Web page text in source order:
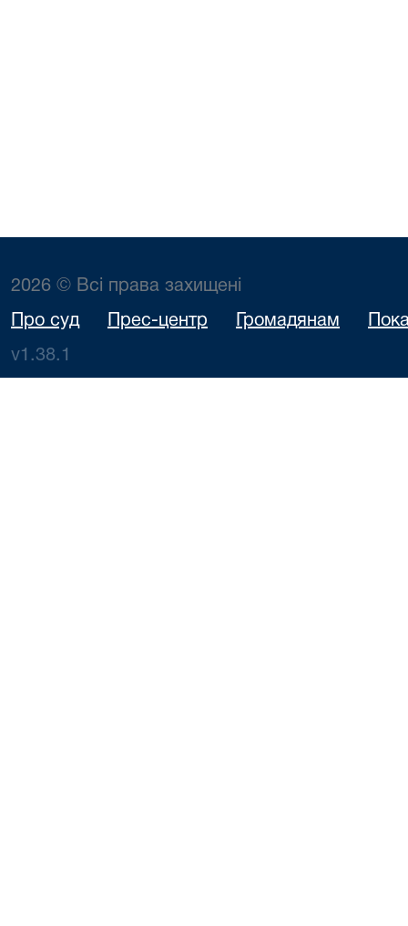
2026 © Всі права захищені
Про суд Прес-центр Громадянам
v1.38.1